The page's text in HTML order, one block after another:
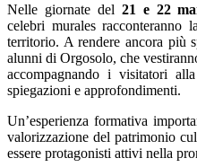
Nelle giornate del 21 e 22
celebri murales racconteranno
territorio. A rendere ancora più
alunni di Orgosolo, che
accompagnando i visitatori
spiegazioni e approfondimenti.
Un’esperienza formativa
valorizzazione del patrimonio
essere protagonisti attivi nella